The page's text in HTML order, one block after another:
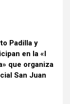
Padilla y
en la «I
que organiza
San Juan